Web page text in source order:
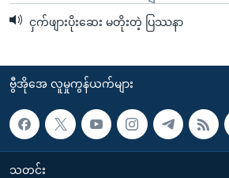
ငှက်ဖျားပိုးဆေး မတိုးတဲ့ ပြဿနာ
ဗွီအိုအေ လူမှုကွန်ယက်များ
သတင်း